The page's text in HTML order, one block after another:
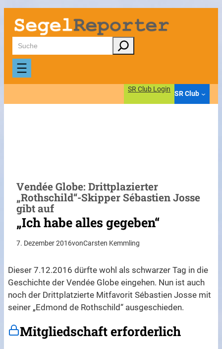
Zum
Inhalt
springen
Suchen
SR Club Login
SR Club
Vendée Globe: Drittplazierter
„Rothschild“-Skipper Sébastien Josse
gibt auf
„Ich habe alles gegeben“
7. Dezember 2016vonCarsten Kemmling
Dieser 7.12.2016 dürfte wohl als schwarzer Tag in die
Geschichte der Vendée Globe eingehen. Nun ist auch
noch der Drittplatzierte Mitfavorit Sébastien Josse mit
seiner „Edmond de Rothschild“ ausgeschieden.
Mitgliedschaft erforderlich